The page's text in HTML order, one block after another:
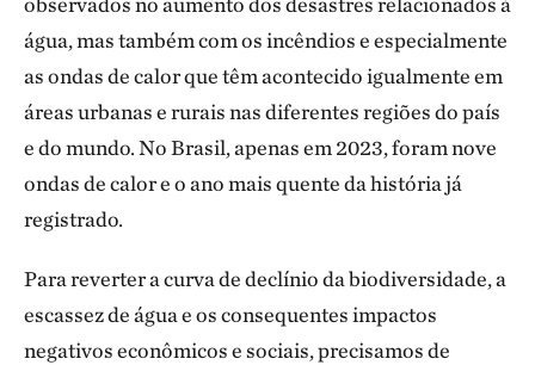
água, mas também com os incêndios e especialmente
as ondas de calor que têm acontecido igualmente em
áreas urbanas e rurais nas diferentes regiões do país
e do mundo. No Brasil, apenas em 2023, foram nove
ondas de calor e o ano mais quente da história já
registrado.
Para reverter a curva de declínio da biodiversidade, a
escassez de água e os consequentes impactos
negativos econômicos e sociais, precisamos de